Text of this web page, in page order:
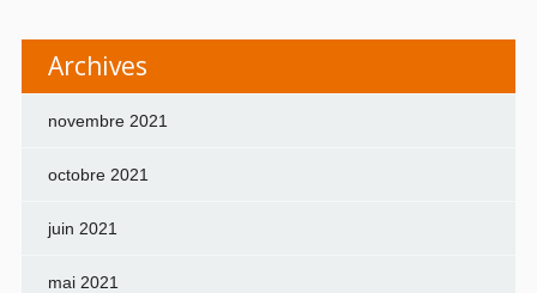
Archives
novembre 2021
octobre 2021
juin 2021
mai 2021